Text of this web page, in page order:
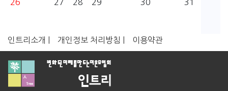
26 27 28 29 30 31
인트리소개 | 개인정보 처리방침 | 이용약관